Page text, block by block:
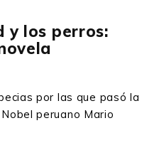
y los perros:
por las que pasó la
peruano Mario